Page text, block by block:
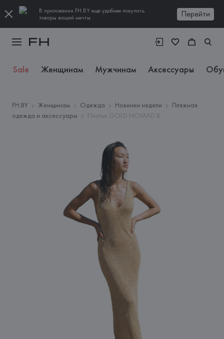
В приложении FH.BY еще удобнее покупать
товары вашей мечты
Перейти
Sale Женщинам Мужчинам Аксессуары
FH.BY Женщинам Одежда Новинки недели
Пляжная
одежда и аксессуары
Платье GOLD NOMAD B